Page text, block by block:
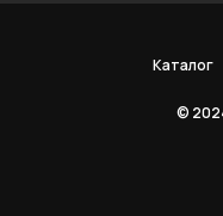
Каталог
©